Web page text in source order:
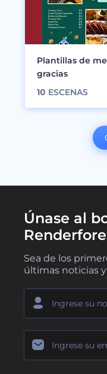
Plantillas de
gracias
10 ESCENAS
Únase al
Sea de los
últimas noticias